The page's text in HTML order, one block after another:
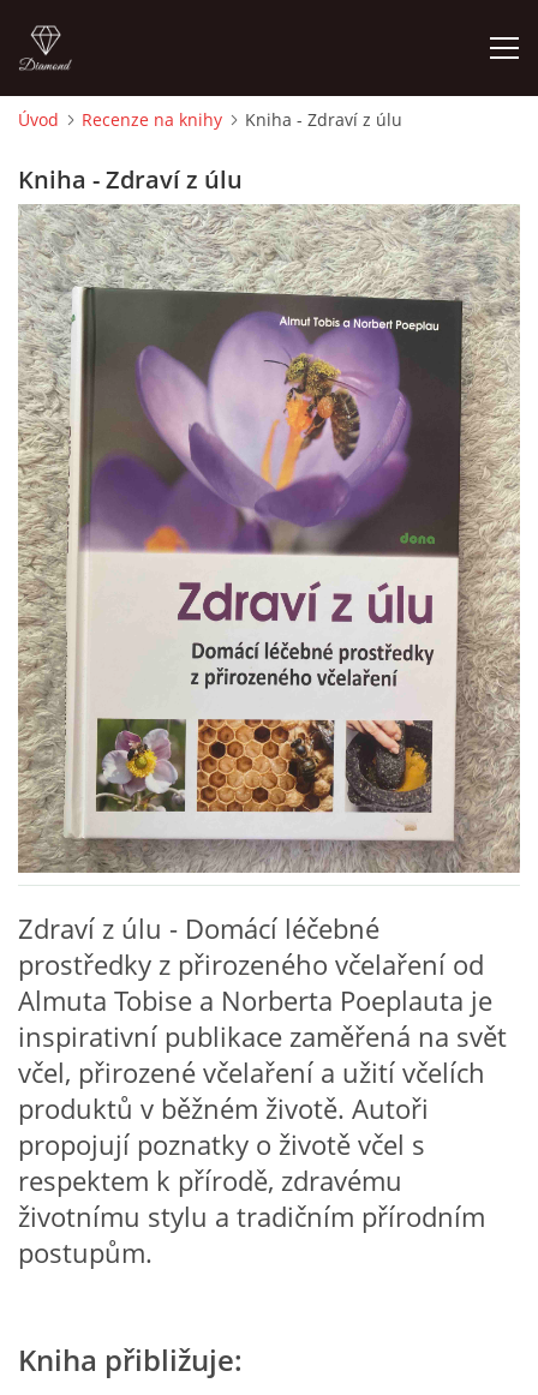
O MĚ
FOTOALBUM
DĚJINY VÝTVARNÉHO UMĚNÍ
NOVINKY ZE ŠKOLSTVÍ 2025
ROČNÍ PLÁN - INSPIRACE /DLE NOVÉHO RVP PV 2025
VZDĚLÁVACÍ BLOK ZÁŘÍ
VZDĚLÁVACÍ BLOK ŘÍJEN
VZDĚLÁVACÍ BLOK LISTOPAD
VZDĚLÁVACÍ BLOK PROSINEC
VZDĚLÁVACÍ BLOK LEDEN
VZDĚLÁVACÍ BLOK ÚNOR
VZDĚLÁVACÍ BLOK BŘEZEN
VZDĚLÁVACÍ BLOK DUBEN
VÝTVARNÉ TECHNIKY
VÝTVARNÉ POMŮCKY
Úvod Recenze na knihy Kniha - Zdraví z úlu
Kniha - Zdraví z úlu
Zdraví z úlu - Domácí léčebné
prostředky z přirozeného včelaření od
Almuta Tobise a Norberta Poeplauta je
inspirativní publikace zaměřená na svět
včel, přirozené včelaření a užití včelích
produktů v běžném životě. Autoři
propojují poznatky o životě včel s
respektem k přírodě, zdravému
životnímu stylu a tradičním přírodním
postupům.
Kniha přibližuje: